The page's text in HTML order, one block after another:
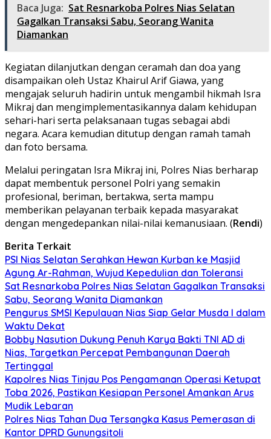
Baca Juga: Sat Resnarkoba Polres Nias Selatan
Gagalkan Transaksi Sabu, Seorang Wanita
Diamankan
Kegiatan dilanjutkan dengan ceramah dan doa yang
disampaikan oleh Ustaz Khairul Arif Giawa, yang
mengajak seluruh hadirin untuk mengambil hikmah Isra
Mikraj dan mengimplementasikannya dalam kehidupan
sehari-hari serta pelaksanaan tugas sebagai abdi
negara. Acara kemudian ditutup dengan ramah tamah
dan foto bersama.
Melalui peringatan Isra Mikraj ini, Polres Nias berharap
dapat membentuk personel Polri yang semakin
profesional, beriman, bertakwa, serta mampu
memberikan pelayanan terbaik kepada masyarakat
dengan mengedepankan nilai-nilai kemanusiaan. (Rendi)
Berita Terkait
PSI Nias Selatan Serahkan Hewan Kurban ke Masjid
Agung Ar-Rahman, Wujud Kepedulian dan Toleransi
Sat Resnarkoba Polres Nias Selatan Gagalkan Transaksi
Sabu, Seorang Wanita Diamankan
Pengurus SMSI Kepulauan Nias Siap Gelar Musda I dalam
Waktu Dekat
Bobby Nasution Dukung Penuh Karya Bakti TNI AD di
Nias, Targetkan Percepat Pembangunan Daerah
Tertinggal
Kapolres Nias Tinjau Pos Pengamanan Operasi Ketupat
Toba 2026, Pastikan Kesiapan Personel Amankan Arus
Mudik Lebaran
Polres Nias Tahan Dua Tersangka Kasus Pemerasan di
Kantor DPRD Gunungsitoli